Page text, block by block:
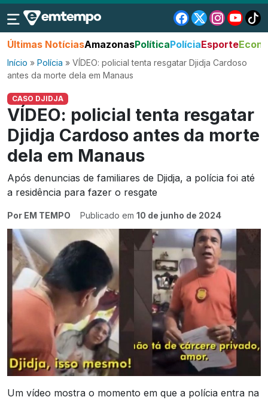
Últimas NotíciasAmazonasPolíticaPolíciaEsporte
Início » Polícia » VÍDEO: policial tenta resgatar Djidja Cardoso
antes da morte dela em Manaus
CASO DJIDJA
VÍDEO: policial tenta resgatar
Djidja Cardoso antes da morte
dela em Manaus
Após denuncias de familiares de Djidja, a polícia foi até
a residência para fazer o resgate
Por EM TEMPO Publicado em 10 de junho de 2024
Um vídeo mostra o momento em que a polícia entra na